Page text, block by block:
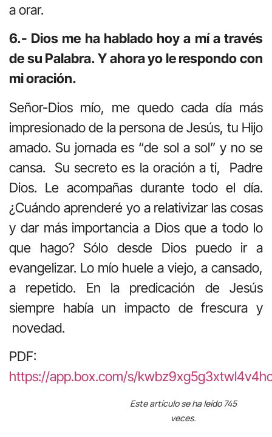
a orar.
6.- Dios me ha hablado hoy a mí a través
de su Palabra. Y ahora yo le respondo con
mi oración.
Señor-Dios mío, me quedo cada día más
impresionado de la persona de Jesús, tu Hijo
amado. Su jornada es “de sol a sol” y no se
cansa. Su secreto es la oración a ti, Padre
Dios. Le acompañas durante todo el día.
¿Cuándo aprenderé yo a relativizar las cosas
y dar más importancia a Dios que a todo lo
que hago? Sólo desde Dios puedo ir a
evangelizar. Lo mío huele a viejo, a cansado,
a repetido. En la predicación de Jesús
siempre había un impacto de frescura y
novedad.
PDF:
https://app.box.com/s/
Este artículo se ha leído 745
veces.